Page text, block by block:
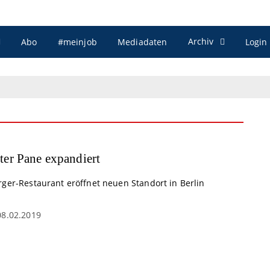
Abo #meinjob Mediadaten Archiv Login
Pane expandiert
Restaurant eröffnet neuen Standort in Berlin